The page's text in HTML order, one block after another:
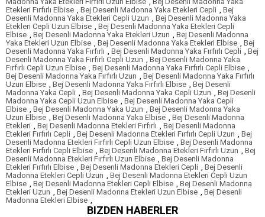
Etekleri Fırfırlı Elbise
Bej Desenli Madonna Yaka Etekleri Cepli
Bej
Desenli Madonna Yaka Etekleri Cepli Uzun
Bej Desenli Madonna Yaka
Etekleri Cepli Uzun Elbise
Bej Desenli Madonna Yaka Etekleri Cepli
Elbise
Bej Desenli Madonna Yaka Etekleri Uzun
Bej Desenli Madonna
Yaka Etekleri Uzun Elbise
Bej Desenli Madonna Yaka Etekleri Elbise
Bej
Desenli Madonna Yaka Fırfırlı
Bej Desenli Madonna Yaka Fırfırlı Cepli
Bej
Desenli Madonna Yaka Fırfırlı Cepli Uzun
Bej Desenli Madonna Yaka
Fırfırlı Cepli Uzun Elbise
Bej Desenli Madonna Yaka Fırfırlı Cepli Elbise
Bej Desenli Madonna Yaka Fırfırlı Uzun
Bej Desenli Madonna Yaka Fırfırlı
Uzun Elbise
Bej Desenli Madonna Yaka Fırfırlı Elbise
Bej Desenli
Madonna Yaka Cepli
Bej Desenli Madonna Yaka Cepli Uzun
Bej Desenli
Madonna Yaka Cepli Uzun Elbise
Bej Desenli Madonna Yaka Cepli
Elbise
Bej Desenli Madonna Yaka Uzun
Bej Desenli Madonna Yaka
Uzun Elbise
Bej Desenli Madonna Yaka Elbise
Bej Desenli Madonna
Etekleri
Bej Desenli Madonna Etekleri Fırfırlı
Bej Desenli Madonna
Etekleri Fırfırlı Cepli
Bej Desenli Madonna Etekleri Fırfırlı Cepli Uzun
Bej
Desenli Madonna Etekleri Fırfırlı Cepli Uzun Elbise
Bej Desenli Madonna
Etekleri Fırfırlı Cepli Elbise
Bej Desenli Madonna Etekleri Fırfırlı Uzun
Bej
Desenli Madonna Etekleri Fırfırlı Uzun Elbise
Bej Desenli Madonna
Etekleri Fırfırlı Elbise
Bej Desenli Madonna Etekleri Cepli
Bej Desenli
Madonna Etekleri Cepli Uzun
Bej Desenli Madonna Etekleri Cepli Uzun
Elbise
Bej Desenli Madonna Etekleri Cepli Elbise
Bej Desenli Madonna
Etekleri Uzun
Bej Desenli Madonna Etekleri Uzun Elbise
Bej Desenli
Madonna Etekleri Elbise
BIZDEN HABERLER